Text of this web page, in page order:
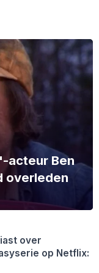
acteur Ben
overleden
over
op Netflix: